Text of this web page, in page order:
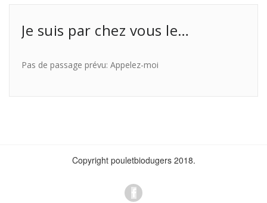
Je suis par chez vous le…
Pas de passage prévu: Appelez-moi
Copyright pouletbiodugers 2018.